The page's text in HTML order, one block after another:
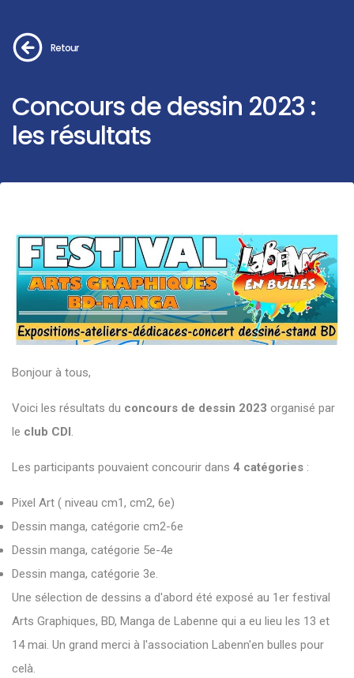
Retour
Concours de dessin 2023 :
les résultats
Bonjour à tous,
Voici les résultats du concours de dessin 2023 organisé par
le club CDI .
Les participants pouvaient concourir dans 4 catégories :
Pixel Art ( niveau cm1, cm2, 6e)
Dessin manga, catégorie cm2-6e
Dessin manga, catégorie 5e-4e
Dessin manga, catégorie 3e.
Une sélection de dessins a d'abord été exposé au 1er festival
Arts Graphiques, BD, Manga de Labenne qui a eu lieu les 13 et
14 mai. Un grand merci à l'association Labenn'en bulles pour
celà.